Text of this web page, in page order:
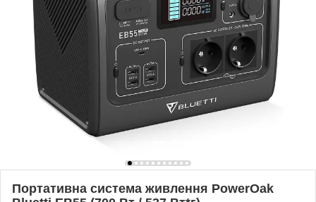
Портативна система живлення PowerOak